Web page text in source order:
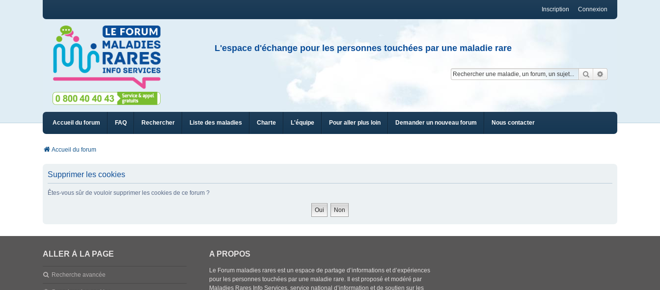
Connexion
Inscription
L'espace d'échange pour les personnes touchées par une maladie rare
Rechercher
Accueil du forum FAQ Rechercher Liste des maladies Charte L'équipe Pour aller plus loin Demander un nouveau forum Nous contacter
Accueil du forum
Supprimer les cookies
Êtes-vous sûr de vouloir supprimer les cookies de ce forum ?
ALLER À LA PAGE
Recherche avancée
A PROPOS
Le Forum maladies rares est un espace de partage d’informations et d’expériences
pour les personnes touchées par une maladie rare. Il est proposé et modéré par
Maladies Rares Info Services, service national d’information et de soutien sur les